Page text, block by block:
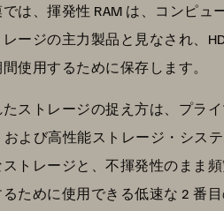
は、揮発性 RAM は、コンピ
ージの主力製品と見なされ、
使用するために保存します。
ストレージの捉え方は、プラ
よび高性能ストレージ・シス
トレージと、不揮発性のまま
ために使用できる低速な 2 番